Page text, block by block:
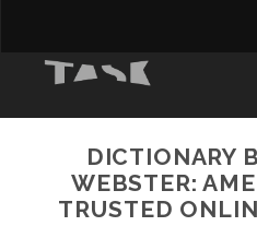
DICTIONARY
WEBSTER:
TRUSTED